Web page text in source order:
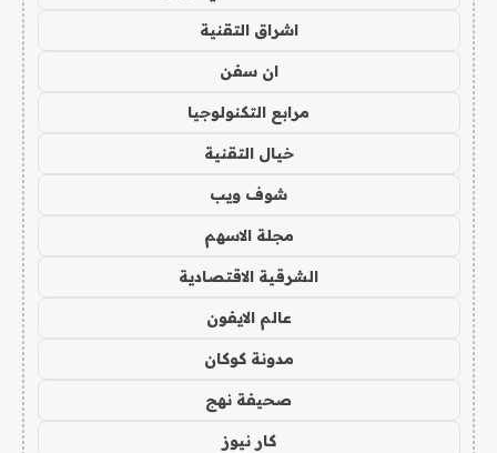
اشراق التقنية
ان سفن
مرابع التكنولوجيا
خيال التقنية
شوف ويب
مجلة الاسهم
الشرقية الاقتصادية
عالم الايفون
مدونة كوكان
صحيفة نهج
كار نيوز